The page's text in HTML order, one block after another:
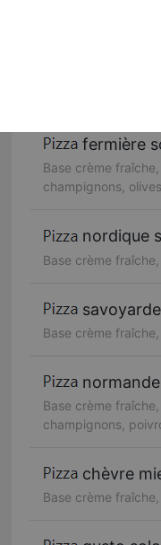
fermière
Base crème
champignons, olives
nordique
Base crème
Base crème
Base crème
champignons,
chèvre
Base crème